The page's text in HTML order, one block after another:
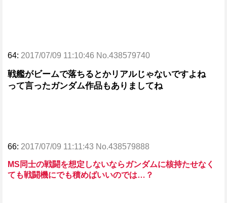
64: 2017/07/09 11:10:46 No.438579740
戦艦がビームで落ちるとかリアルじゃないですよね
って言ったガンダム作品もありましてね
66: 2017/07/09 11:11:43 No.438579888
MS同士の戦闘を想定しないならガンダムに核持たせなく
ても戦闘機にでも積めばいいのでは…？